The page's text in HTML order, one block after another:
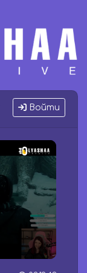
Войти